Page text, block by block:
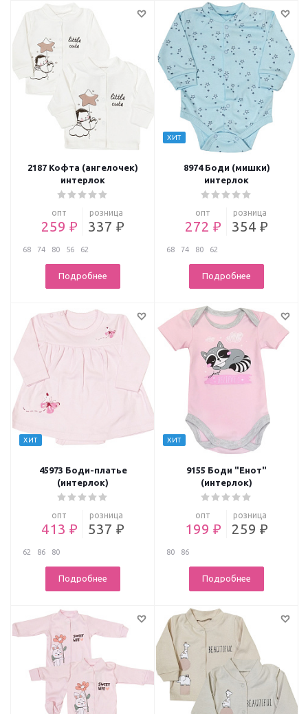
2187 Кофта (ангелочек)
интерлок
опт
259 ₽
розница
337 ₽
68 74 80 56 62
Подробнее
ХИТ
8974 Боди (мишки)
интерлок
опт
272 ₽
розница
354 ₽
68 74 80 62
Подробнее
ХИТ
45973 Боди-платье
(интерлок)
опт
413 ₽
розница
537 ₽
62 86 80
Подробнее
ХИТ
9155 Боди "Енот"
(интерлок)
опт
199 ₽
розница
259 ₽
80 86
Подробнее